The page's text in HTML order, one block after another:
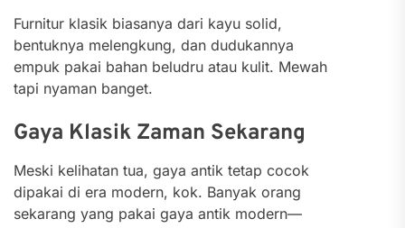
Furnitur klasik biasanya dari kayu solid,
bentuknya melengkung, dan dudukannya
empuk pakai bahan beludru atau kulit. Mewah
tapi nyaman banget.
Gaya Klasik Zaman Sekarang
Meski kelihatan tua, gaya antik tetap cocok
dipakai di era modern, kok. Banyak orang
sekarang yang pakai gaya antik modern—